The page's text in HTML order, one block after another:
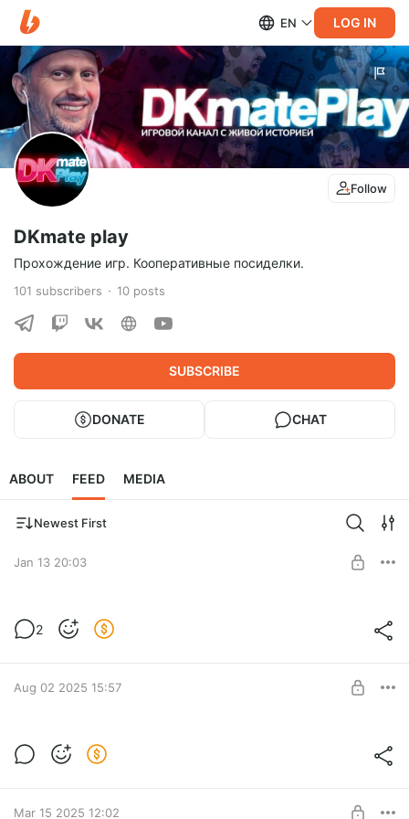
EN LOG IN
Follow
DKmate play
Прохождение игр. Кооперативные посиделки.
101 subscribers 10 posts
SUBSCRIBE
DONATE CHAT
ABOUT FEED MEDIA
Newest First
Jan 13 20:03
Simulator
2
Aug 02 2025 15:57
Mar 15 2025 12:02